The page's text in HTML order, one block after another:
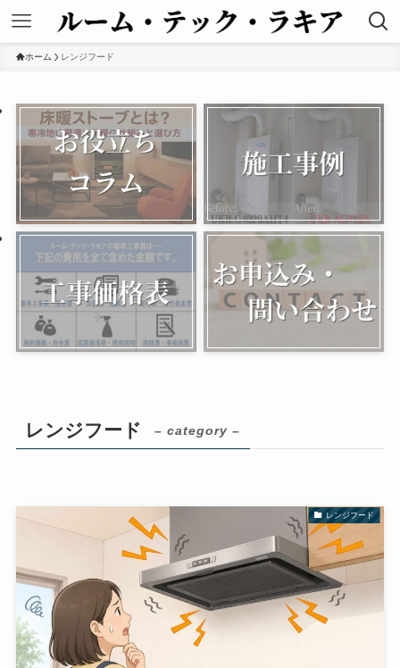
ホーム レンジフード
レンジフード – category –
レンジフード